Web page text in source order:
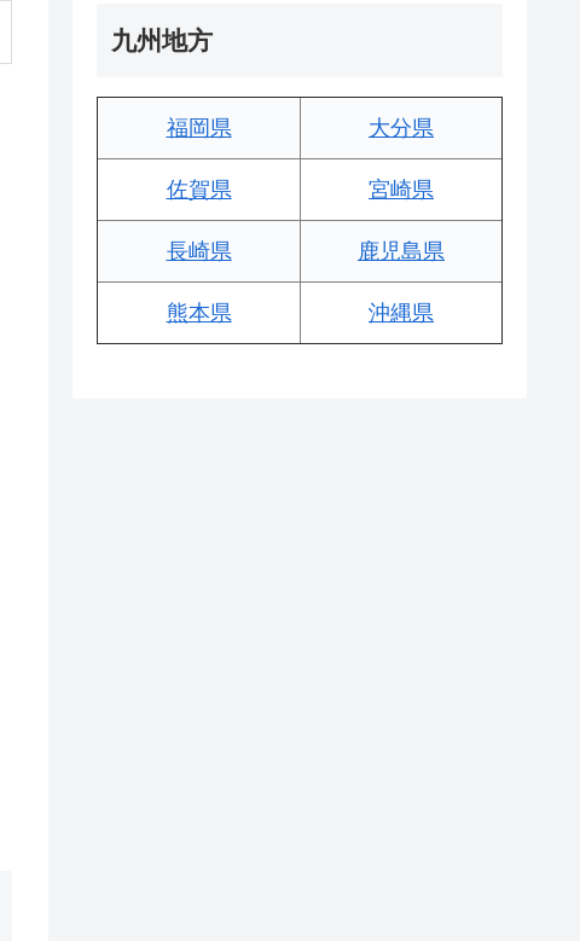
九州地方
福岡県 大分県
佐賀県 宮崎県
長崎県 鹿児島県
熊本県 沖縄県